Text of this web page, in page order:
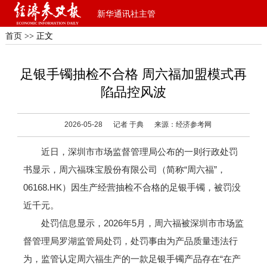
新华通讯社主管
首页 >> 正文
足银手镯抽检不合格 周六福加盟模式再
陷品控风波
2026-05-28 记者 于典 来源：经济参考网
近日，深圳市市场监督管理局公布的一则行政处罚
书显示，周六福珠宝股份有限公司（简称“周六福”，
06168.HK）因生产经营抽检不合格的足银手镯，被罚没
近千元。
处罚信息显示，2026年5月，周六福被深圳市市场监
督管理局罗湖监管局处罚，处罚事由为产品质量违法行
为，监管认定周六福生产的一款足银手镯产品存在“在产